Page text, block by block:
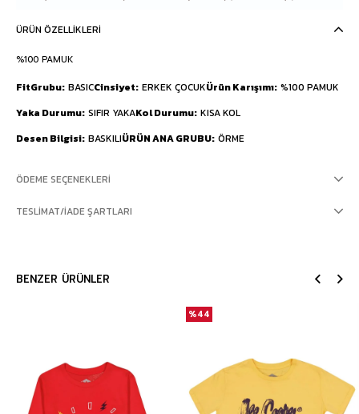
ÜRÜN ÖZELLIKLERI
%100 PAMUK
FitGrubu BASICCinsiyet ERKEK ÇOCUKÜrün Karışımı %100 PAMUK
Yaka Durumu SIFIR YAKAKol Durumu KISA KOL
Desen Bilgisi BASKILIÜRÜN ANA GRUBU ÖRME
ÖDEME SEÇENEKLERI
TESLIMAT/İADE ŞARTLARI
BENZER ÜRÜNLER
%44